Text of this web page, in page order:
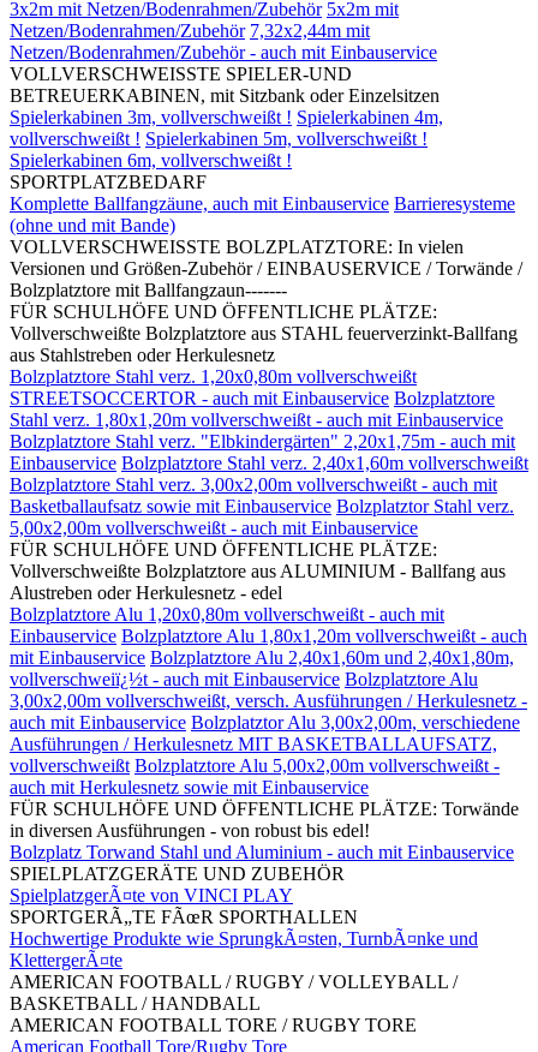
3x2m mit Netzen/Bodenrahmen/Zubehör 5x2m mit
Netzen/Bodenrahmen/Zubehör 7,32x2,44m mit
Netzen/Bodenrahmen/Zubehör - auch mit Einbauservice
VOLLVERSCHWEISSTE SPIELER-UND
BETREUERKABINEN, mit Sitzbank oder Einzelsitzen
Spielerkabinen 3m, vollverschweißt ! Spielerkabinen 4m,
vollverschweißt ! Spielerkabinen 5m, vollverschweißt !
Spielerkabinen 6m, vollverschweißt !
SPORTPLATZBEDARF
Komplette Ballfangzäune, auch mit Einbauservice Barrieresysteme
(ohne und mit Bande)
VOLLVERSCHWEISSTE BOLZPLATZTORE: In vielen
Versionen und Größen-Zubehör / EINBAUSERVICE / Torwände /
Bolzplatztore mit Ballfangzaun-------
FÜR SCHULHÖFE UND ÖFFENTLICHE PLÄTZE:
Vollverschweißte Bolzplatztore aus STAHL feuerverzinkt-Ballfang
aus Stahlstreben oder Herkulesnetz
Bolzplatztore Stahl verz. 1,20x0,80m vollverschweißt
STREETSOCCERTOR - auch mit Einbauservice Bolzplatztore
Stahl verz. 1,80x1,20m vollverschweißt - auch mit Einbauservice
Bolzplatztore Stahl verz. "Elbkindergärten" 2,20x1,75m - auch mit
Einbauservice Bolzplatztore Stahl verz. 2,40x1,60m vollverschweißt
Bolzplatztore Stahl verz. 3,00x2,00m vollverschweißt - auch mit
Basketballaufsatz sowie mit Einbauservice Bolzplatztor Stahl verz.
5,00x2,00m vollverschweißt - auch mit Einbauservice
FÜR SCHULHÖFE UND ÖFFENTLICHE PLÄTZE:
Vollverschweißte Bolzplatztore aus ALUMINIUM - Ballfang aus
Alustreben oder Herkulesnetz - edel
Bolzplatztore Alu 1,20x0,80m vollverschweißt - auch mit
Einbauservice Bolzplatztore Alu 1,80x1,20m vollverschweißt - auch
mit Einbauservice Bolzplatztore Alu 2,40x1,60m und 2,40x1,80m,
vollverschweiï¿½t - auch mit Einbauservice Bolzplatztore Alu
3,00x2,00m vollverschweißt, versch. Ausführungen / Herkulesnetz -
auch mit Einbauservice Bolzplatztor Alu 3,00x2,00m, verschiedene
Ausführungen / Herkulesnetz MIT BASKETBALLAUFSATZ,
vollverschweißt Bolzplatztore Alu 5,00x2,00m vollverschweißt -
auch mit Herkulesnetz sowie mit Einbauservice
FÜR SCHULHÖFE UND ÖFFENTLICHE PLÄTZE: Torwände
in diversen Ausführungen - von robust bis edel!
Bolzplatz Torwand Stahl und Aluminium - auch mit Einbauservice
SPIELPLATZGERÄTE UND ZUBEHÖR
SpielplatzgerÃ¤te von VINCI PLAY
SPORTGERÃ„TE FÃœR SPORTHALLEN
Hochwertige Produkte wie SprungkÃ¤sten, TurnbÃ¤nke und
KlettergerÃ¤te
AMERICAN FOOTBALL / RUGBY / VOLLEYBALL /
BASKETBALL / HANDBALL
AMERICAN FOOTBALL TORE / RUGBY TORE
American Football Tore/Rugby Tore